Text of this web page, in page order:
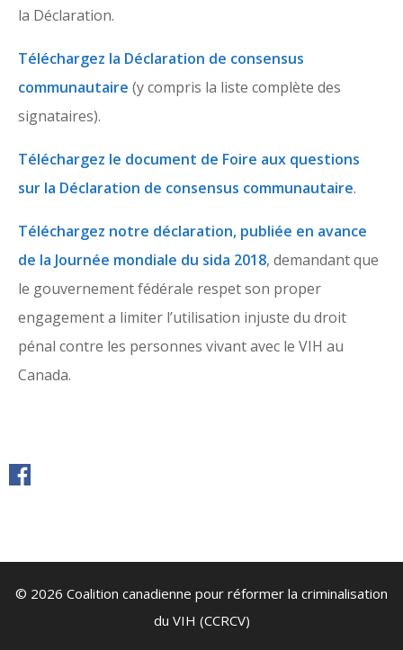
la Déclaration.
Téléchargez la Déclaration de consensus
communautaire (y compris la liste complète des
signataires).
Téléchargez le document de Foire aux questions
sur la Déclaration de consensus communautaire.
Téléchargez notre déclaration, publiée en avance
de la Journée mondiale du sida 2018, demandant que
le gouvernement fédérale respet son proper
engagement a limiter l’utilisation injuste du droit
pénal contre les personnes vivant avec le VIH au
Canada.
© 2026 Coalition canadienne pour réformer la criminalisation
du VIH (CCRCV)